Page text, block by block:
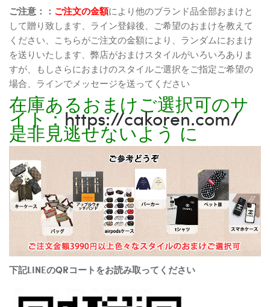
ご注意：： ご注文の金額により他のブランド品全部おまけと
して贈り致します、ライン登録後、ご希望のおまけを教えて
ください、こちらがご注文の金額により、ランダムにおまけ
を送りいたします、弊店がおまけスタイルがいろいろありま
すが、もしさらにおまけのスタイルご選択をご指定ご希望の
場合、ラインでメッセージを送ってください
在庫あるおまけご選択可のサ
イト：https://cakoren.com/
是非見逃せないよう に
下記LINEのQRコートをお読み取ってください